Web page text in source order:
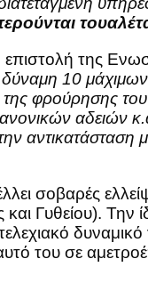
της
10 μάχιμων
φρούρησης
αδειών
την
σοβαρές
Γυθείου). Την
του σε